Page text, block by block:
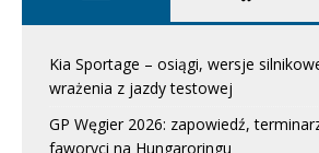
Kia Sportage – osiągi, wersje
wrażenia z jazdy testowej
GP Węgier 2026: zapowiedź,
faworyci na Hungaroringu